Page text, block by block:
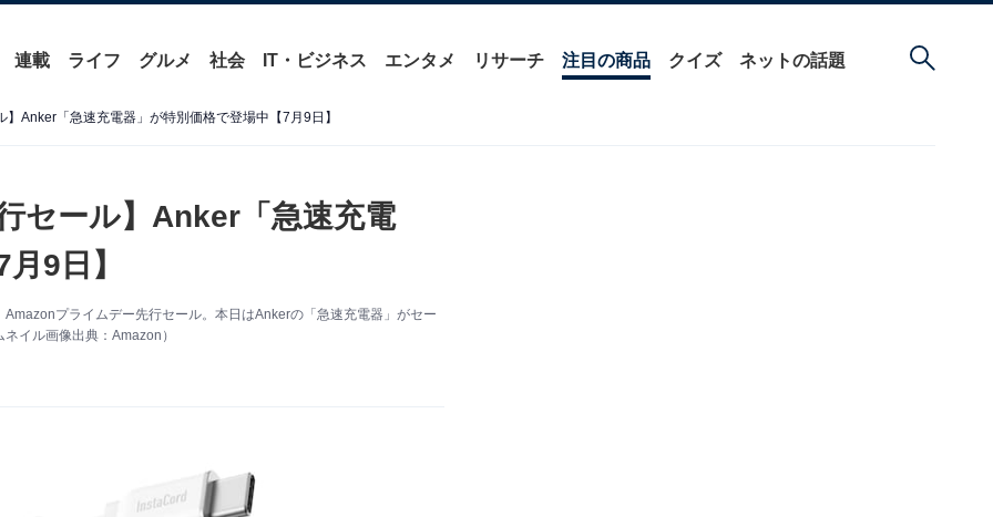
連載 ライフ グルメ 社会 IT・ビジネス エンタメ リサーチ 注目の商品 クイズ ネットの話題
Anker「急速充電器」が特別価格で登場中【7月9日】
セール】Anker「急速充電
9日】
プライムデー先行セール。本日はAnkerの「急速充電器」がセー
イル画像出典：Amazon）